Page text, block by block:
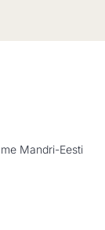
Mandri-Eesti